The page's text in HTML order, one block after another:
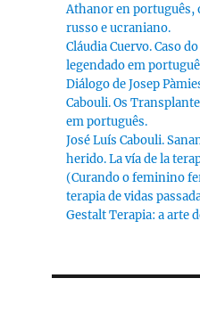
Athanor en português,
russo e ucraniano.
Cláudia Cuervo. Caso
legendado em
Diálogo de Josep
Cabouli. Os
em português.
José Luís Cabouli.
herido. La vía de la
(Curando o feminino
terapia de vidas
Gestalt Terapia: a arte